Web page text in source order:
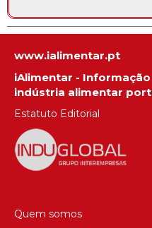
www.ialimentar.pt
iAlimentar -
indústria alimentar
Estatuto Editorial
Quem somos